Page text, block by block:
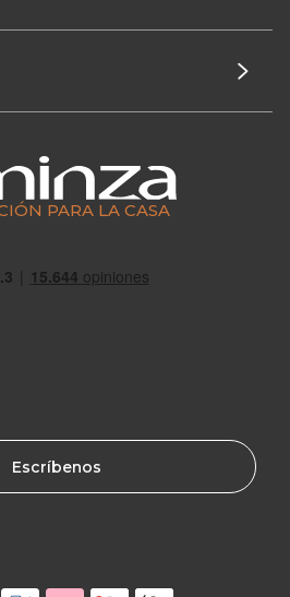
PARA LA CASA
Escríbenos